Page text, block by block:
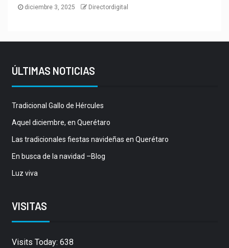
diciembre 3, 2025 Directordigital
ÚLTIMAS NOTICIAS
Tradicional Gallo de Hércules
Aquel diciembre, en Querétaro
Las tradicionales fiestas navideñas en Querétaro
En busca de la navidad –Blog
Luz viva
VISITAS
Visits Today: 638